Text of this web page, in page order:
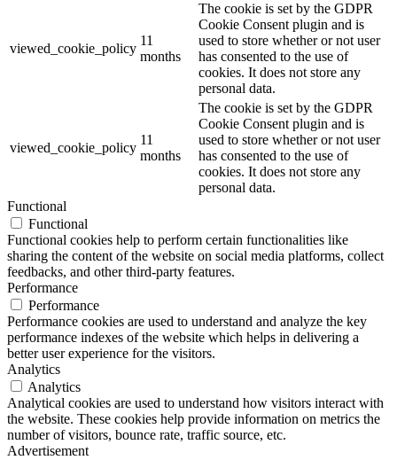
viewed_cookie_policy
11
months
The cookie is set by the GDPR
Cookie Consent plugin and is
used to store whether or not user
has consented to the use of
cookies. It does not store any
personal data.
viewed_cookie_policy
11
months
The cookie is set by the GDPR
Cookie Consent plugin and is
used to store whether or not user
has consented to the use of
cookies. It does not store any
personal data.
Functional
Functional
Functional cookies help to perform certain functionalities like
sharing the content of the website on social media platforms, collect
feedbacks, and other third-party features.
Performance
Performance
Performance cookies are used to understand and analyze the key
performance indexes of the website which helps in delivering a
better user experience for the visitors.
Analytics
Analytics
Analytical cookies are used to understand how visitors interact with
the website. These cookies help provide information on metrics the
number of visitors, bounce rate, traffic source, etc.
Advertisement